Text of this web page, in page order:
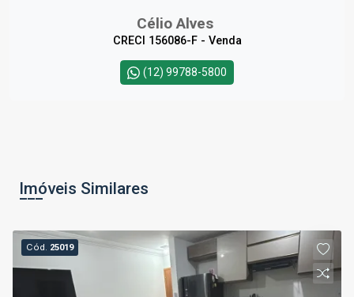
Célio Alves
CRECI 156086-F - Venda
(12) 99788-5800
Imóveis Similares
Cód. 25019